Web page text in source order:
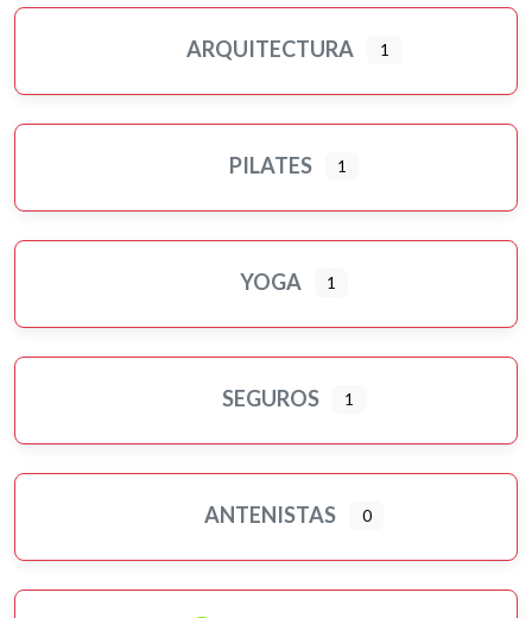
ARQUITECTURA 1
PILATES 1
YOGA 1
SEGUROS 1
ANTENISTAS 0